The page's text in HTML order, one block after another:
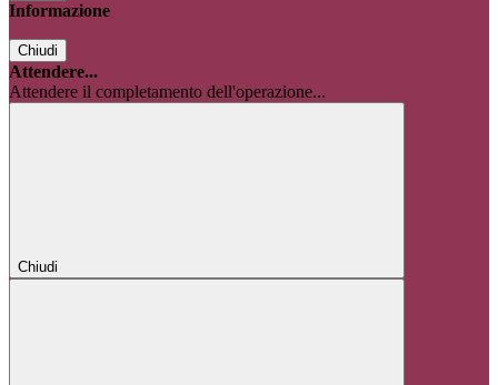
Informazione
Chiudi
Attendere...
Attendere il completamento dell'operazione...
Chiudi